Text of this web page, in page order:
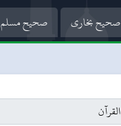
صحیح بخاری صحیح مسلم